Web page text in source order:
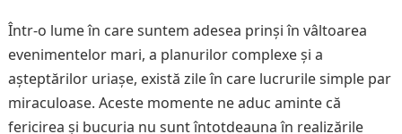
Într-o lume în care suntem adesea prinși în vâltoarea
evenimentelor mari, a planurilor complexe și a
așteptărilor uriașe, există zile în care lucrurile simple par
miraculoase. Aceste momente ne aduc aminte că
fericirea și bucuria nu sunt întotdeauna în realizările